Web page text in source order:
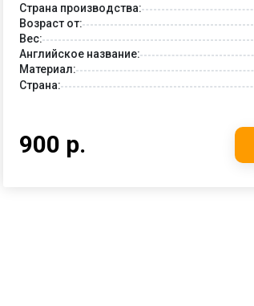
Страна производства:
Возраст от:
Вес:
Английское название:
Материал:
Страна:
900 р.